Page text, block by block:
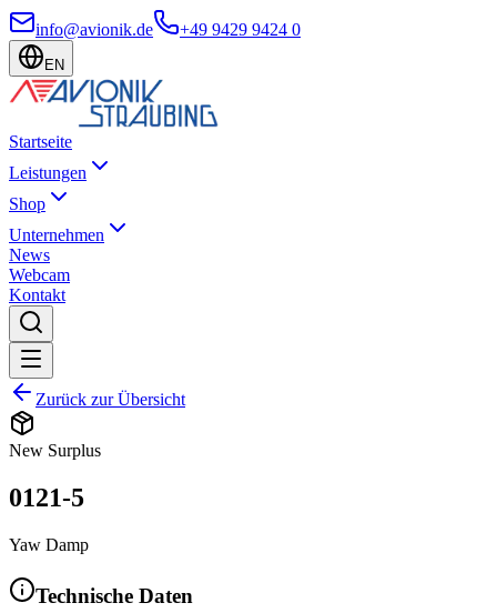
info@avionik.de +49 9429 9424 0
EN
Startseite
Leistungen
Shop
Unternehmen
News
Webcam
Kontakt
Zurück zur Übersicht
New Surplus
0121-5
Yaw Damp
Technische Daten